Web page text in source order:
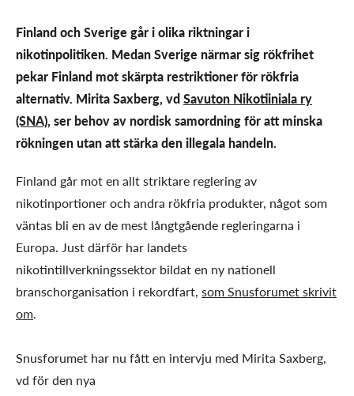
Finland och Sverige går i olika riktningar i
nikotinpolitiken. Medan Sverige närmar sig rökfrihet
pekar Finland mot skärpta restriktioner för rökfria
alternativ. Mirita Saxberg, vdSavuton Nikotiiniala ry
(SNA),ser behov av nordisk samordning för att minska
rökningen utan att stärka den illegala handeln.
Finland går mot en allt striktare reglering av
nikotinportioner och andra rökfria produkter, något som
väntas bli en av de mest långtgående regleringarna i
Europa. Just därför har landets
nikotintillverkningssektor bildat en ny nationell
branschorganisation i rekordfart, som Snusforumet skrivit
om.
Snusforumet har nu fått en intervju med Mirita Saxberg,
vd för den nya